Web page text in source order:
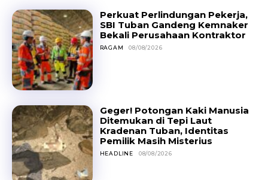
Perkuat Perlindungan Pekerja,
SBI Tuban Gandeng Kemnaker
Bekali Perusahaan Kontraktor
RAGAM 08/08/2026
Geger! Potongan Kaki Manusia
Ditemukan di Tepi Laut
Kradenan Tuban, Identitas
Pemilik Masih Misterius
HEADLINE 08/08/2026